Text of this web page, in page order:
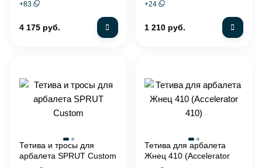
+83
4 175 руб.
+24
1 210 руб.
Тетива и тросы для
арбалета SPRUT Custom
Тетива для арбалета
Жнец 410 (Accelerator
410)